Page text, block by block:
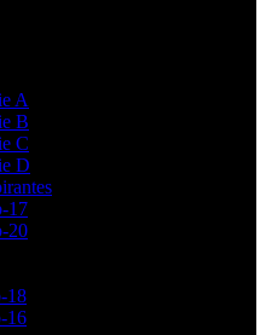
A
B
C
D
17
20
18
16